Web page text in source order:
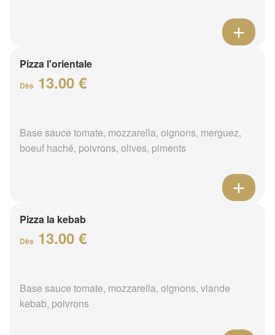
Pizza l'orientale
Dès 13.00 €
Base sauce tomate, mozzarella, oignons, merguez,
boeuf haché, poivrons, olives, piments
Pizza la kebab
Dès 13.00 €
Base sauce tomate, mozzarella, oignons, viande
kebab, poivrons